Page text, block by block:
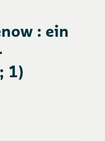
: ein
1)